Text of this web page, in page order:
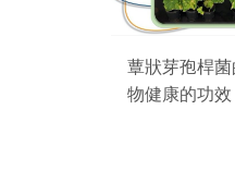
蕈狀芽孢桿
物健康的功效